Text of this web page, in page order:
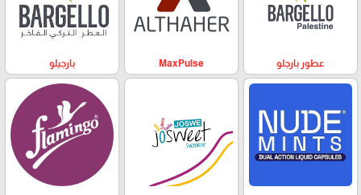
عطور بارجلو MaxPulse بارجيلو